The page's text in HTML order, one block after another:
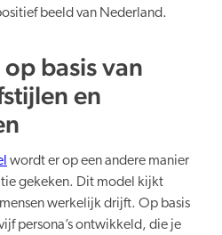
beeld van Nederland.
basis van
en
wordt er op een andere manier
gekeken. Dit model kijkt
werkelijk drijft. Op basis
persona’s ontwikkeld, die je